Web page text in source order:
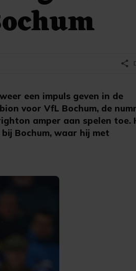
een impuls geven in de
voor VfL Bochum, de
amper aan spelen toe.
Bochum, waar hij met
share